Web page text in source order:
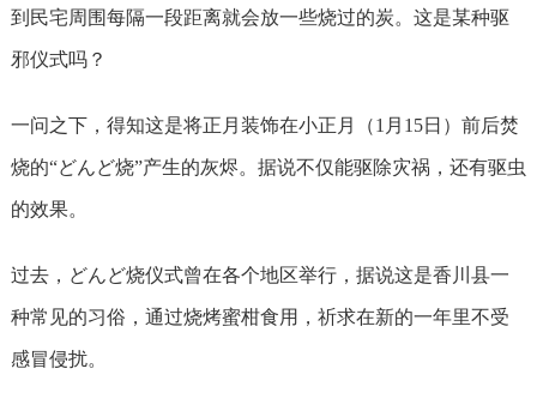
到民宅周围每隔一段距离就会放一些烧过的炭。这是某种驱
邪仪式吗？
一问之下，得知这是将正月装饰在小正月（1月15日）前后焚
烧的“どんど烧”产生的灰烬。据说不仅能驱除灾祸，还有驱虫
的效果。
过去，どんど烧仪式曾在各个地区举行，据说这是香川县一
种常见的习俗，通过烧烤蜜柑食用，祈求在新的一年里不受
感冒侵扰。